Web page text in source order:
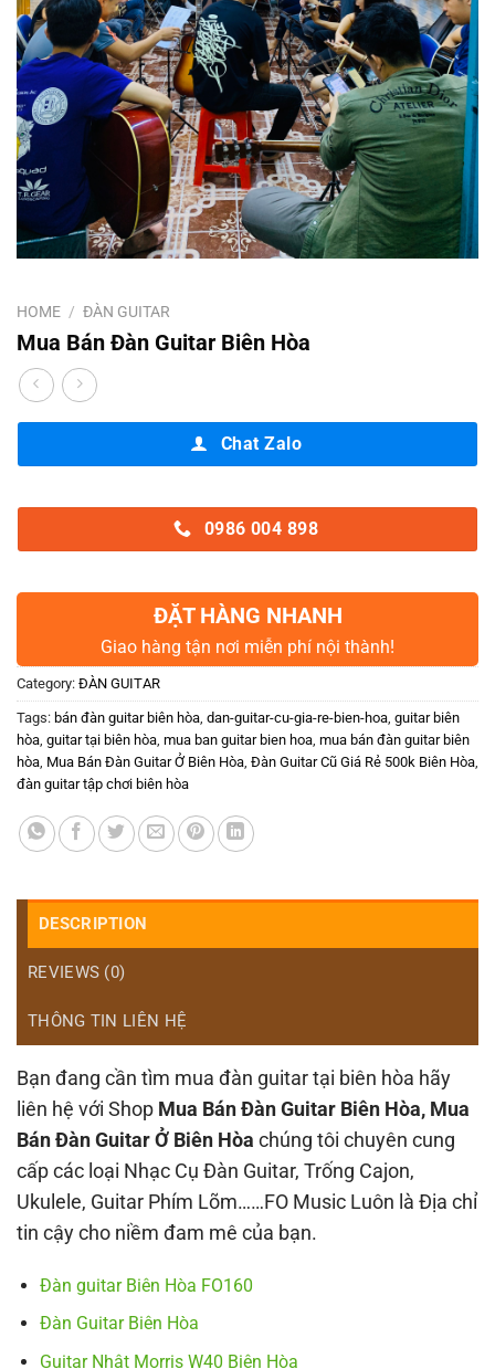
HOME / ĐÀN GUITAR
Mua Bán Đàn Guitar Biên Hòa
Chat Zalo
0986 004 898
ĐẶT HÀNG NHANH
Giao hàng tận nơi miễn phí nội thành!
Category: ĐÀN GUITAR
Tags: bán đàn guitar biên hòa dan-guitar-cu-gia-re-bien-hoa guitar biên
hòa guitar tại biên hòa mua ban guitar bien hoa mua bán đàn guitar biên
hòa Mua Bán Đàn Guitar Ở Biên Hòa Đàn Guitar Cũ Giá Rẻ 500k Biên Hòa
đàn guitar tập chơi biên hòa
DESCRIPTION
REVIEWS (0)
THÔNG TIN LIÊN HỆ
Bạn đang cần tìm mua đàn guitar tại biên hòa hãy
liên hệ với Shop Mua Bán Đàn Guitar Biên Hòa, Mua
Bán Đàn Guitar Ở Biên Hòa chúng tôi chuyên cung
cấp các loại Nhạc Cụ Đàn Guitar, Trống Cajon,
Ukulele, Guitar Phím Lõm……FO Music Luôn là Địa chỉ
tin cậy cho niềm đam mê của bạn.
Đàn guitar Biên Hòa FO160
Đàn Guitar Biên Hòa
Guitar Nhật Morris W40 Biên Hòa